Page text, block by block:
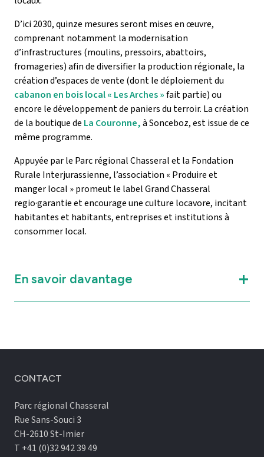
D’ici 2030, quinze mesures seront mises en œuvre,
comprenant notamment la modernisation
d’infrastructures (moulins, pressoirs, abattoirs,
fromageries) afin de diversifier la production régionale, la
création d’espaces de vente (dont le déploiement du
cabanon en bois local « Les Arches »fait partie) ou
encore le développement de paniers du terroir. La création
de la boutique de La Couronne,à Sonceboz, est issue de ce
même programme.
Appuyée par le Parc régional Chasseral et la Fondation
Rurale Interjurassienne, l’association « Produire et
manger local » promeut le label Grand Chasseral
regio·garantie et encourage une culture locavore, incitant
habitantes et habitants, entreprises et institutions à
consommer local.
En savoir davantage
CONTACT
Parc régional Chasseral
Rue Sans-Souci 3
CH-2610 St-Imier
T +41 (0)32 942 39 49